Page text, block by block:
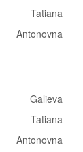
Tatiana
Antonovna
Galieva
Tatiana
Antonovna